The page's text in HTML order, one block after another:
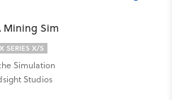
Mining Sim
SERIES X/S
Simulation
Studios